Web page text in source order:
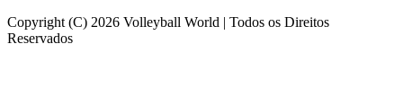
Copyright (C) 2026 Volleyball World | Todos os Direitos
Reservados